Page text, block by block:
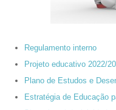
Regulamento interno
Projeto educativo 2022/
Plano de Estudos e
Estratégia de Educação